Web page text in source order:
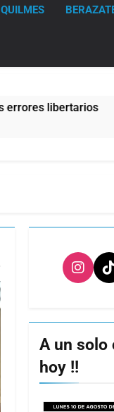
QUILMES
Una camioneta
A un solo
hoy !!